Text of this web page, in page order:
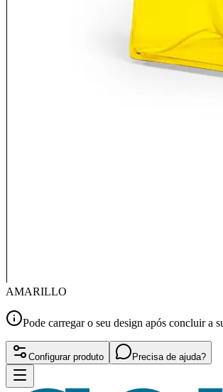
AMARILLO
Pode carregar o seu design após concluir a
Configurar produto Precisa de ajuda?